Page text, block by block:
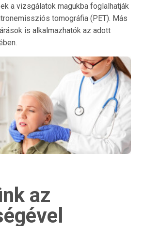
a vizsgálatok magukba foglalhatják
tomográfia (PET). Más
is alkalmazhatók az adott
az